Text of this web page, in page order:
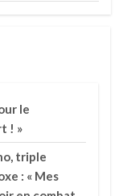
le
! »
triple
: « Mes